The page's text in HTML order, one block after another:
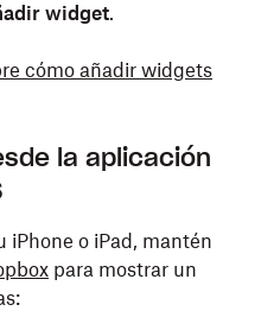
widget.
cómo añadir widgets
la aplicación
iPhone o iPad, mantén
para mostrar un